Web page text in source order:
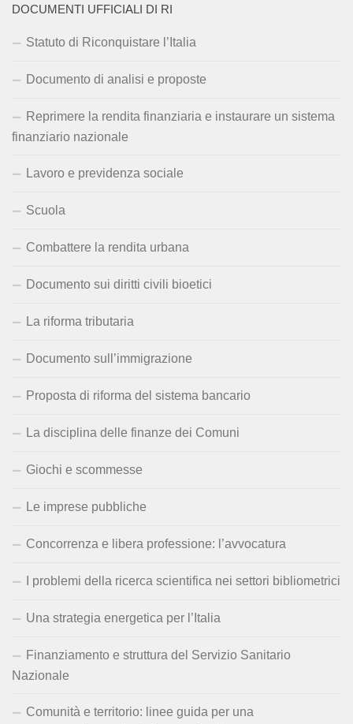
DOCUMENTI UFFICIALI DI RI
Statuto di Riconquistare l’Italia
Documento di analisi e proposte
Reprimere la rendita finanziaria e instaurare un sistema
finanziario nazionale
Lavoro e previdenza sociale
Scuola
Combattere la rendita urbana
Documento sui diritti civili bioetici
La riforma tributaria
Documento sull’immigrazione
Proposta di riforma del sistema bancario
La disciplina delle finanze dei Comuni
Giochi e scommesse
Le imprese pubbliche
Concorrenza e libera professione: l’avvocatura
I problemi della ricerca scientifica nei settori bibliometrici
Una strategia energetica per l’Italia
Finanziamento e struttura del Servizio Sanitario
Nazionale
Comunità e territorio: linee guida per una